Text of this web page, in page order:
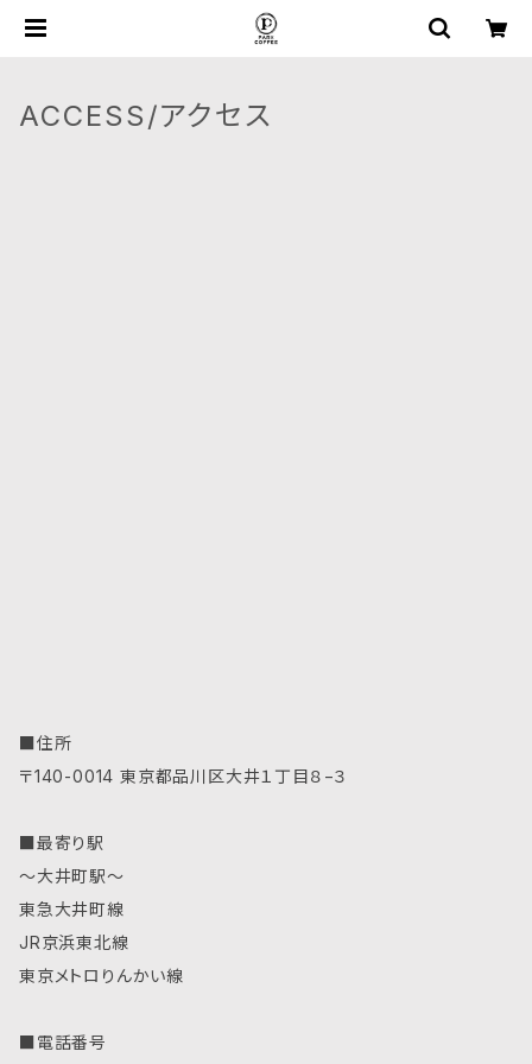
ACCESS/アクセス
■住所
〒140-0014 東京都品川区大井１丁目８−３
■最寄り駅
～大井町駅～
東急大井町線
JR京浜東北線
東京メトロりんかい線
■電話番号